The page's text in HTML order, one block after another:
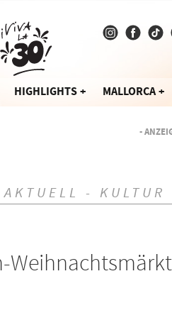
HIGHLIGHTS MALLORCA
-
AKTUELL - KULTUR